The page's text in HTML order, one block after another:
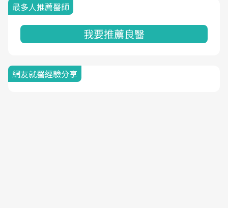
最多人推薦醫師
我要推薦良醫
網友就醫經驗分享